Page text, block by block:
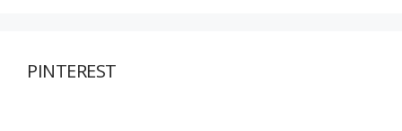
PINTEREST